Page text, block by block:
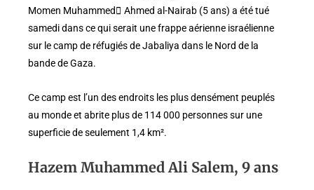
Momen Muhammed ِAhmed al-Nairab (5 ans) a été tué
samedi dans ce qui serait une frappe aérienne israélienne
sur le camp de réfugiés de Jabaliya dans le Nord de la
bande de Gaza.
Ce camp est l’un des endroits les plus densément peuplés
au monde et abrite plus de 114 000 personnes sur une
superficie de seulement 1,4 km².
Hazem Muhammed Ali Salem, 9 ans